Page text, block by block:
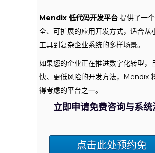
Mendix 低代码开发平台 提供了一
全、可扩展的应用开发方式，适合从
工具到复杂企业系统的多样场景。
如果您的企业正在推进数字化转型，
快、更低风险的开发方法，Mendix
得考虑的平台之一。
立即申请免费咨询与系统
点击此处预约免